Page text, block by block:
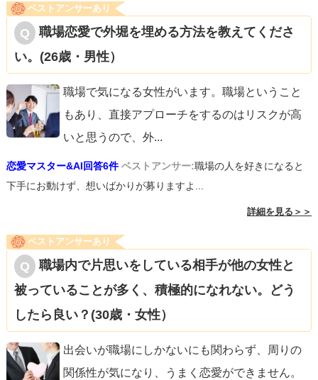
ベストアンサーあり
職場恋愛で外堀を埋める方法を教えてくださ
い。(26歳・男性）
職場で気になる女性がいます。職場ということ
もあり、直接アプローチをするのはリスクが高
いと思うので、外...
恋愛マスター&AI回答6件 ベストアンサー:職場の人を好きになると
下手にお動けず、想いばかりが募りますよ...
詳細を見る＞＞
ベストアンサーあり
職場内で片思いをしている相手が他の女性と
被っていることが多く、積極的になれない。どう
したら良い？(30歳・女性）
出会いが職場にしかないにも関わらず、周りの
関係性が気になり、うまく恋愛ができません。